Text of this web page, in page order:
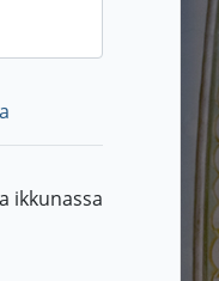
ikkunassa